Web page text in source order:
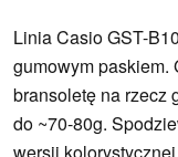
Linia Casio GST-
gumowym paskiem.
bransoletę na rzecz
do ~70-80g.